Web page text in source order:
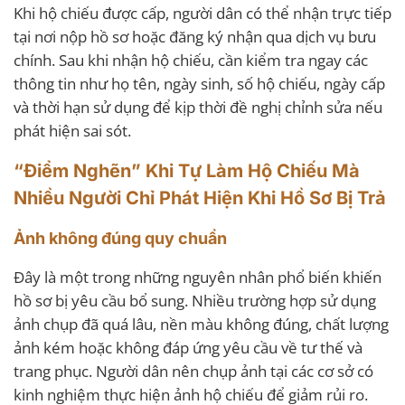
Khi hộ chiếu được cấp, người dân có thể nhận trực tiếp
tại nơi nộp hồ sơ hoặc đăng ký nhận qua dịch vụ bưu
chính. Sau khi nhận hộ chiếu, cần kiểm tra ngay các
thông tin như họ tên, ngày sinh, số hộ chiếu, ngày cấp
và thời hạn sử dụng để kịp thời đề nghị chỉnh sửa nếu
phát hiện sai sót.
“Điểm Nghẽn” Khi Tự Làm Hộ Chiếu Mà
Nhiều Người Chỉ Phát Hiện Khi Hồ Sơ Bị Trả
Ảnh không đúng quy chuẩn
Đây là một trong những nguyên nhân phổ biến khiến
hồ sơ bị yêu cầu bổ sung. Nhiều trường hợp sử dụng
ảnh chụp đã quá lâu, nền màu không đúng, chất lượng
ảnh kém hoặc không đáp ứng yêu cầu về tư thế và
trang phục. Người dân nên chụp ảnh tại các cơ sở có
kinh nghiệm thực hiện ảnh hộ chiếu để giảm rủi ro.